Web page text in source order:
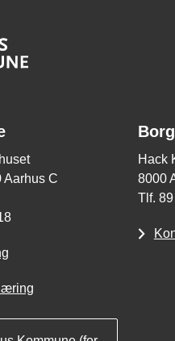
Aarhus C
Hack
8000
Tlf.